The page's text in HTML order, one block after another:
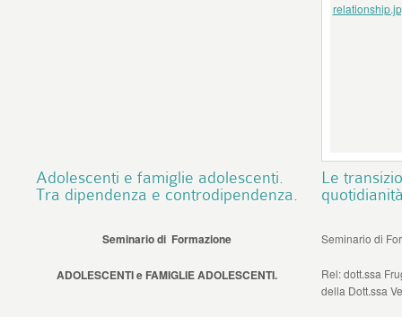
Adolescenti e famiglie adolescenti.
Tra dipendenza e controdipendenza.
Seminario di Formazione
ADOLESCENTI e FAMIGLIE ADOLESCENTI.
Le
Seminario di
Rel: dott.ssa
della Dott.ssa